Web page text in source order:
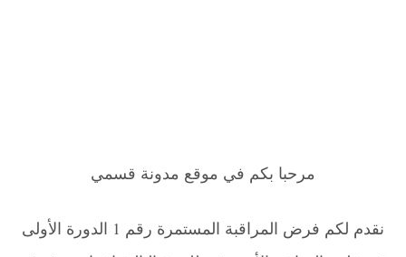
مرحبا بكم في موقع مدونة قسمي
نقدم لكم فرض المراقبة المستمرة رقم 1 الدورة الأولى